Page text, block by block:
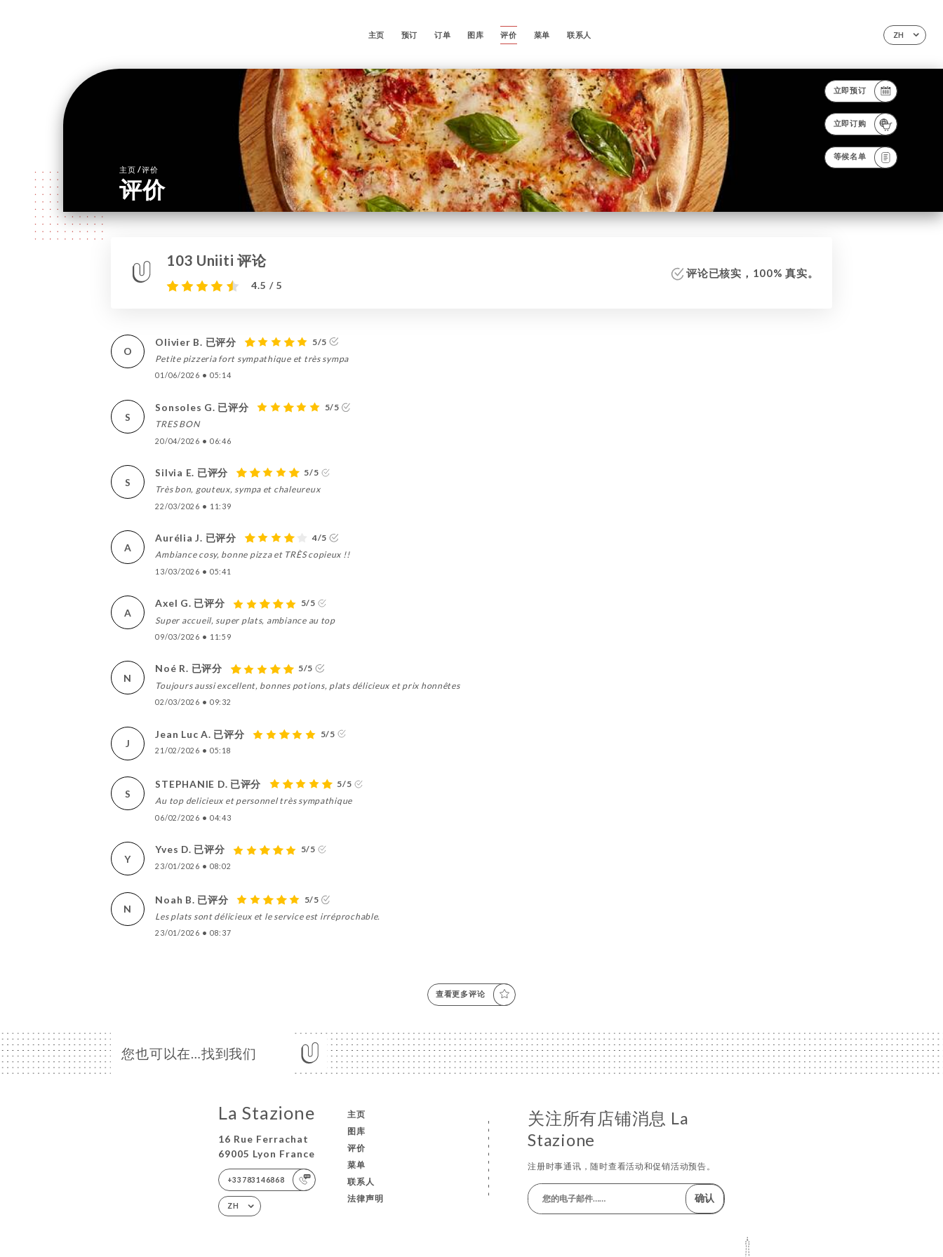
ZH
主页 预订 订单 图库 评价 菜单 联系人
立即预订
立即订购
等候名单
主页/评价
评价
103 Uniiti 评论
4.5 / 5
评论已核实，100% 真实。
O
Olivier B. 已评分
5/5
Petite pizzeria fort sympathique et très sympa
01/06/2026 • 05:14
S
Sonsoles G. 已评分
5/5
TRES BON
20/04/2026 • 06:46
S
Silvia E. 已评分
5/5
Très bon, gouteux, sympa et chaleureux
22/03/2026 • 11:39
A
Aurélia J. 已评分
4/5
Ambiance cosy, bonne pizza et TRÈS copieux !!
13/03/2026 • 05:41
A
Axel G. 已评分
5/5
Super accueil, super plats, ambiance au top
09/03/2026 • 11:59
N
Noé R. 已评分
5/5
Toujours aussi excellent, bonnes potions, plats délicieux et prix honnêtes
02/03/2026 • 09:32
J
Jean Luc A. 已评分 5/5
21/02/2026 • 05:18
S
STEPHANIE D. 已评分
5/5
Au top delicieux et personnel très sympathique
06/02/2026 • 04:43
Y
Yves D. 已评分 5/5
23/01/2026 • 08:02
N
Noah B. 已评分
5/5
Les plats sont délicieux et le service est irréprochable.
23/01/2026 • 08:37
查看更多评论
您也可以在…找到我们
La Stazione
16 Rue Ferrachat
69005 Lyon France
+33783146868
ZH
主页
图库
评价
菜单
联系人
法律声明
关注所有店铺消息 La
Stazione
注册时事通讯，随时查看活动和促销活动预告。
确认